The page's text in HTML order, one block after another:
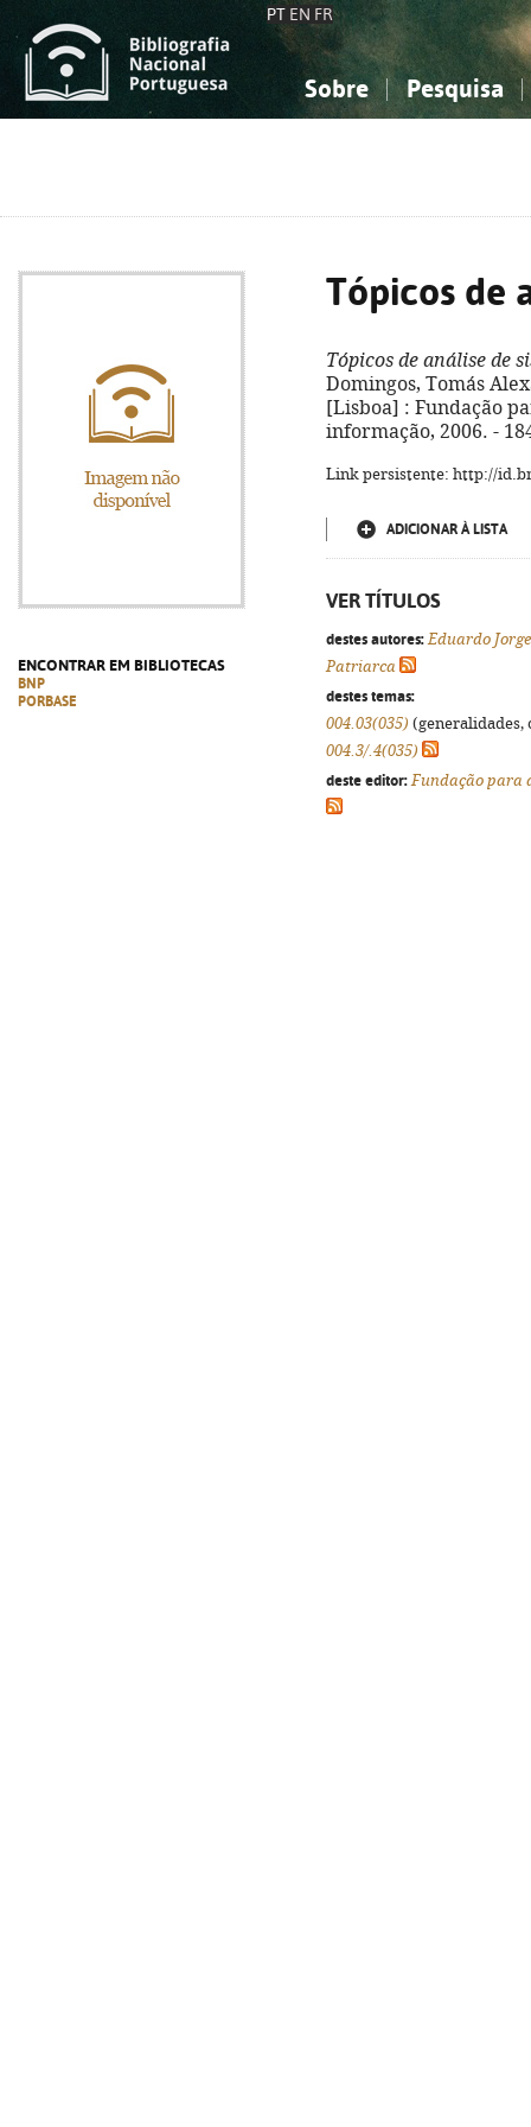
PT EN FR
Sobre Pesquisa
ENCONTRAR EM BIBLIOTECAS
BNP
PORBASE
Tópicos de
Tópicos de análise de
Domingos, Tomás
[Lisboa] : Fundação
informação, 2006. -
Link persistente: http://
ADICIONAR À LISTA
VER TÍTULOS
destes autores: Eduardo
Patriarca
destes temas:
004.03(035) (generalidades,
004.3/.4(035)
deste editor: Fundação para